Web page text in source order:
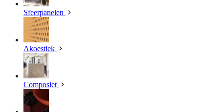
Sfeerpanelen
Akoestiek
Composiet